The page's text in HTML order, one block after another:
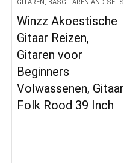
GITAREN, BASGITAREN AND SETS
Winzz Akoestische
Gitaar Reizen,
Gitaren voor
Beginners
Volwassenen, Gitaar
Folk Rood 39 Inch